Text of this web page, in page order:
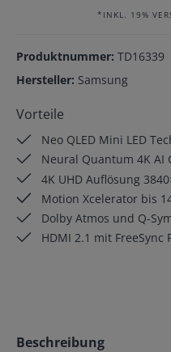
*INKL. 19%
Produktnummer: TD16339
Hersteller: Samsung
Vorteile
Neo QLED Mini LED
Neural Quantum 4K AI
4K UHD Auflösung
Motion Xcelerator bis
Dolby Atmos und Q-
HDMI 2.1 mit FreeSync
Beschreibung